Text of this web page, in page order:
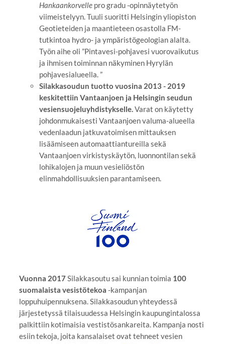
Hankaankorvellepro gradu -opinnäytetyön
viimeistelyyn. Tuuli suoritti Helsingin yliopiston
Geotieteiden ja maantieteen osastolla FM-
tutkintoa hydro- ja ympäristögeologian alalta.
Työn aihe oli ”Pintavesi-pohjavesi vuorovaikutus
ja ihmisen toiminnan näkyminen Hyrylän
pohjavesialueella. ”
Silakkasoudun tuotto vuosina 2013 - 2019
keskitettiin Vantaanjoen ja Helsingin seudun
vesiensuojeluyhdistykselle.Varat on käytetty
johdonmukaisesti Vantaanjoen valuma-alueella
vedenlaadun jatkuvatoimisen mittauksen
lisäämiseen automaattiantureilla sekä
Vantaanjoen virkistyskäytön, luonnontilan sekä
lohikalojen ja muun vesieliöstön
elinmahdollisuuksien parantamiseen.
Vuonna 2017 Silakkasoutu sai kunnian toimia 100
suomalaista vesistötekoa -kampanjan
loppuhuipennuksena. Silakkasoudun yhteydessä
järjestetyssä tilaisuudessa Helsingin kaupungintalossa
palkittiin kotimaisia vestistösankareita. Kampanja nosti
esiin tekoja, joita kansalaiset ovat tehneet vesien